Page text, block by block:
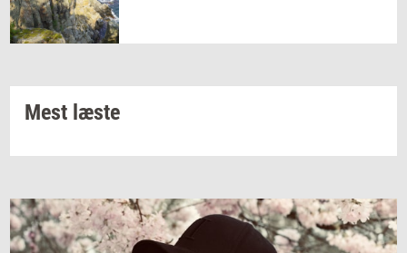
Mest læste